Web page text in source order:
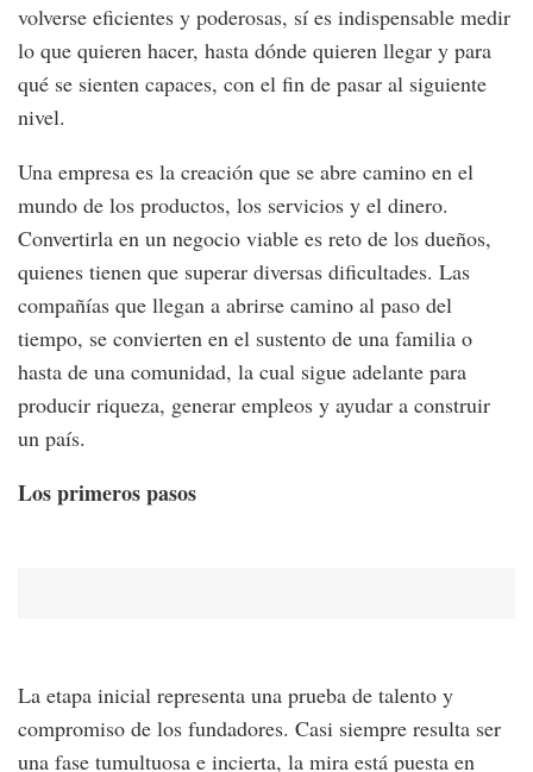
volverse eficientes y poderosas, sí es indispensable medir
lo que quieren hacer, hasta dónde quieren llegar y para
qué se sienten capaces, con el fin de pasar al siguiente
nivel.
Una empresa es la creación que se abre camino en el
mundo de los productos, los servicios y el dinero.
Convertirla en un negocio viable es reto de los dueños,
quienes tienen que superar diversas dificultades. Las
compañías que llegan a abrirse camino al paso del
tiempo, se convierten en el sustento de una familia o
hasta de una comunidad, la cual sigue adelante para
producir riqueza, generar empleos y ayudar a construir
un país.
Los primeros pasos
La etapa inicial representa una prueba de talento y
compromiso de los fundadores. Casi siempre resulta ser
una fase tumultuosa e incierta, la mira está puesta en